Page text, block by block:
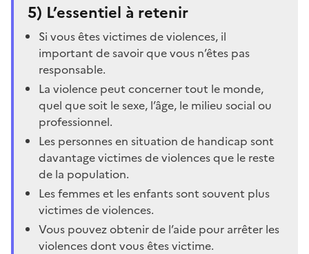
5) L’essentiel à retenir
Si vous êtes victimes de violences, il
important de savoir que vous n’êtes pas
responsable.
La violence peut concerner tout le monde,
quel que soit le sexe, l’âge, le milieu social ou
professionnel.
Les personnes en situation de handicap sont
davantage victimes de violences que le reste
de la population.
Les femmes et les enfants sont souvent plus
victimes de violences.
Vous pouvez obtenir de l’aide pour arrêter les
violences dont vous êtes victime.